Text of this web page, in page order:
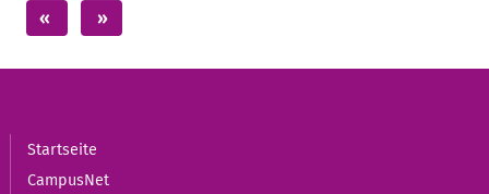
Startseite
CampusNet